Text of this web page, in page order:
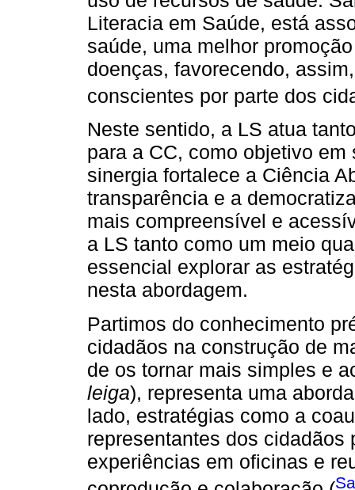
Literacia em Saúde, está
saúde, uma melhor
doenças, favorecendo,
conscientes por parte dos
Neste sentido, a LS atua
para a CC, como objetivo
sinergia fortalece a Ciência
transparência e a
mais compreensível e
a LS tanto como um meio
essencial explorar as
nesta abordagem.
Partimos do conhecimento
cidadãos na construção de
de os tornar mais simples e
leiga), representa uma
lado, estratégias como a
representantes dos
experiências em oficinas e